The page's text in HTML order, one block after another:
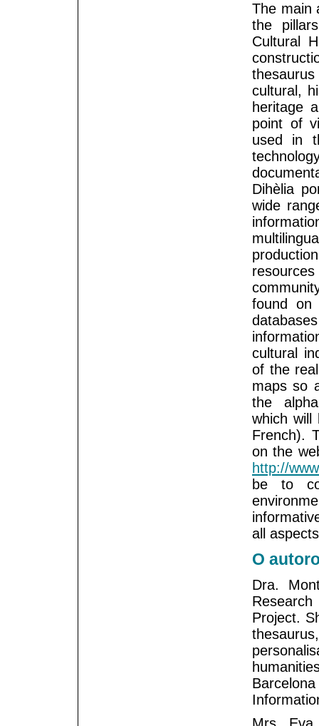
The main
the
Cultural
thesaurus
cultural,
heritage
point of
used in
Dihèlia
wide
found
cultural
of the
maps so
the
which will
French).
on the
http://
be to
all
O
Dra.
Project.